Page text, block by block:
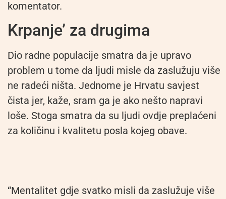
komentator.
Krpanje’ za drugima
Dio radne populacije smatra da je upravo
problem u tome da ljudi misle da zaslužuju više
ne radeći ništa. Jednome je Hrvatu savjest
čista jer, kaže, sram ga je ako nešto napravi
loše. Stoga smatra da su ljudi ovdje preplaćeni
za količinu i kvalitetu posla kojeg obave.
“Mentalitet gdje svatko misli da zaslužuje više